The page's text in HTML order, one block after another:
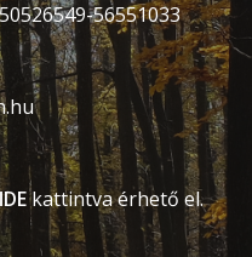
56551033
IDE kattintva érhető el.